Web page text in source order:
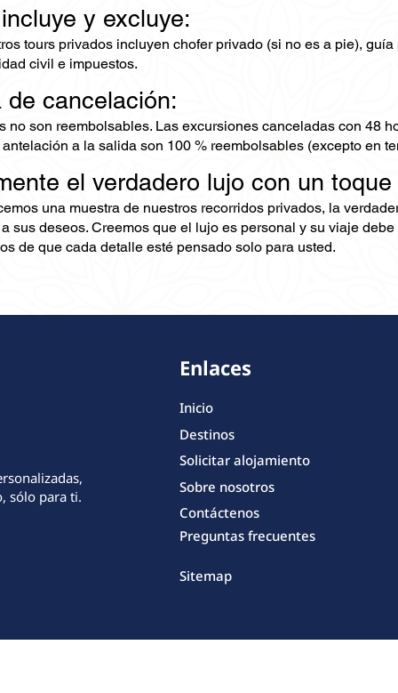
y excluye:
tours privados incluyen chofer privado (si no es a pie),
civil e impuestos.
de cancelación:
no son reembolsables. Las excursiones canceladas con 48
a la salida son 100 % reembolsables (excepto en
el verdadero lujo con un
una muestra de nuestros recorridos privados, la
sus deseos. Creemos que el lujo es personal y su viaje
de que cada detalle esté pensado solo para usted.
sólo para ti.
Enlaces
Inicio
Destinos
Solicitar alojamiento
Sobre nosotros
Contáctenos
Preguntas frecuentes
Sitemap